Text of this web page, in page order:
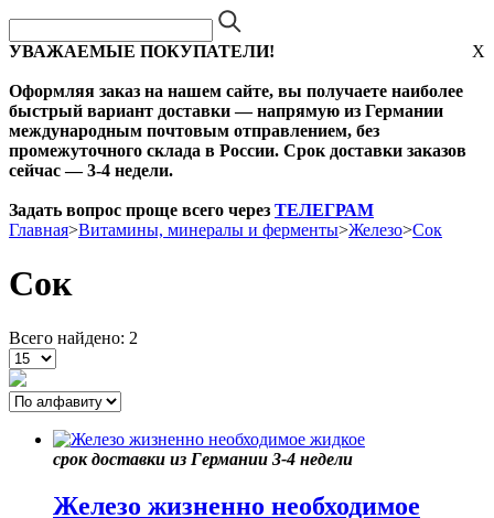
X
УВАЖАЕМЫЕ ПОКУПАТЕЛИ!
Оформляя заказ на нашем сайте, вы получаете наиболее
быстрый вариант доставки — напрямую из Германии
международным почтовым отправлением, без
промежуточного склада в России. Срок доставки заказов
сейчас — 3-4 недели.
Задать вопрос проще всего через ТЕЛЕГРАМ
Главная>Витамины, минералы и ферменты>Железо>Сок
Сок
Всего найдено: 2
срок доставки из Германии 3-4 недели
Железо жизненно необходимое